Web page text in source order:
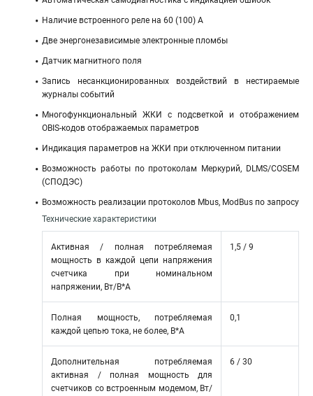
Наличие встроенного реле на 60 (100) А
Две энергонезависимые электронные пломбы
Датчик магнитного поля
Запись несанкционированных воздействий в нестираемые
журналы событий
Многофункциональный ЖКИ c подсветкой и отображением
OBIS-кодов отображаемых параметров
Индикация параметров на ЖКИ при отключенном питании
Возможность работы по протоколам Меркурий, DLMS/COSEM
(СПОДЭС)
Возможность реализации протоколов Mbus, ModBus по запросу
Технические характеристики
Активная / полная потребляемая
мощность в каждой цепи напряжения
счетчика при номинальном
напряжении, Вт/В*А
1,5 / 9
Полная мощность, потребляемая
каждой цепью тока, не более, В*А
0,1
Дополнительная потребляемая
активная / полная мощность для
счетчиков со встроенным модемом, Вт/
6 / 30